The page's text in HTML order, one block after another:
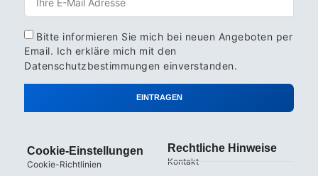
Bitte informieren Sie mich bei neuen Angeboten per
Email. Ich erkläre mich mit den
Datenschutzbestimmungen einverstanden.
EINTRAGEN
Cookie-Einstellungen
Cookie-Richtlinien
Rechtliche Hinweise
Kontakt